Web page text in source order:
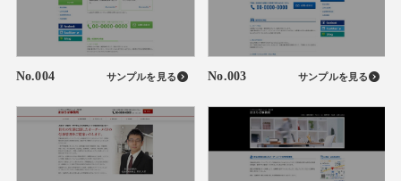
No.004 サンプルを見る No.003 サンプルを見る